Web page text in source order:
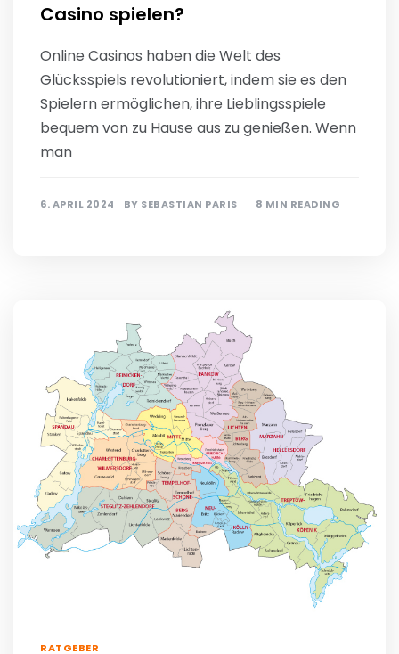
Casino spielen?
Online Casinos haben die Welt des
Glücksspiels revolutioniert, indem sie es den
Spielern ermöglichen, ihre Lieblingsspiele
bequem von zu Hause aus zu genießen. Wenn
man
6. APRIL 2024 BY SEBASTIAN PARIS 8 MIN READING
RATGEBER